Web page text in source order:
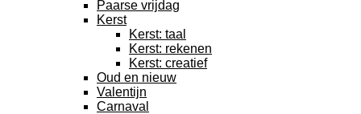
Paarse vrijdag
Kerst
Kerst: taal
Kerst: rekenen
Kerst: creatief
Oud en nieuw
Valentijn
Carnaval